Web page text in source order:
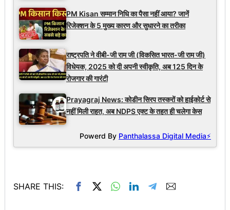
PM Kisan सम्मान निधि का पैसा नहीं आया? जानें
रिजेक्शन के 5 मुख्य कारण और सुधारने का तरीका
राष्ट्रपति ने वीबी-जी राम जी (विकसित भारत-जी राम जी)
विधेयक, 2025 को दी अपनी स्वीकृति, अब 125 दिन के
रोजगार की गारंटी
Prayagraj News: कोडीन सिरप तस्करों को हाईकोर्ट से
नहीं मिली राहत, अब NDPS एक्ट के तहत ही चलेगा केस
Powerd By Panthalassa Digital Media⚡
SHARE THIS: